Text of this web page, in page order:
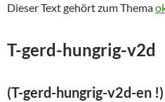
Dieser Text gehört zum Thema
T-gerd-hungrig-v2d
(T-gerd-hungrig-v2d-en !)